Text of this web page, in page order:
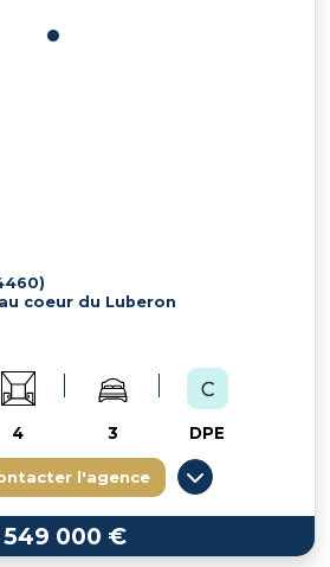
coeur du Luberon
4 3 DPE
l'agence
549 000 €